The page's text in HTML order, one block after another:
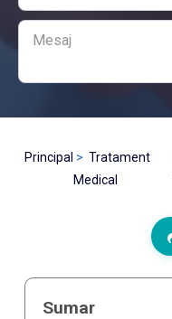
Principal
Tratament
Medical
Sumar